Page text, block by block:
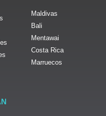
Maldivas
Bali
Mentawai
Costa Rica
Marruecos